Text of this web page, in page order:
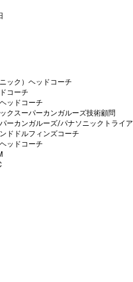
ック）ヘッドコーチ
コーチ
ッドコーチ
スーパーカンガルーズ技術顧問
カンガルーズ/パナソニックトライ
ドドルフィンズコーチ
ッドコーチ